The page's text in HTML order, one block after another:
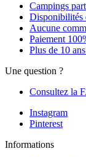
Campings
Disponibilités
Aucune
Paiement
Plus de 10
Une question ?
Consultez la
Instagram
Pinterest
Informations